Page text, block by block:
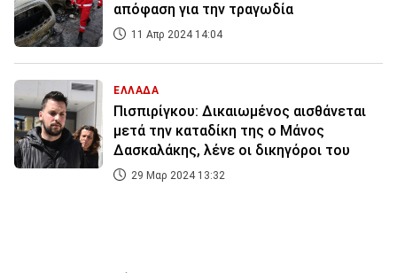
απόφαση για την τραγωδία
11 Απρ 2024 14:04
ΕΛΛΑΔΑ
Πισπιρίγκου: Δικαιωμένος αισθάνεται
μετά την καταδίκη της ο Μάνος
Δασκαλάκης, λένε οι δικηγόροι του
29 Μαρ 2024 13:32